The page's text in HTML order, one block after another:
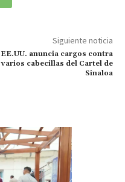
Siguiente noticia
EE.UU. anuncia cargos contra
varios cabecillas del Cartel de
Sinaloa